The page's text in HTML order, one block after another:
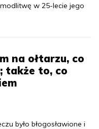
w 25-lecie jego
na ołtarzu, co
także to, co
było błogosławione i